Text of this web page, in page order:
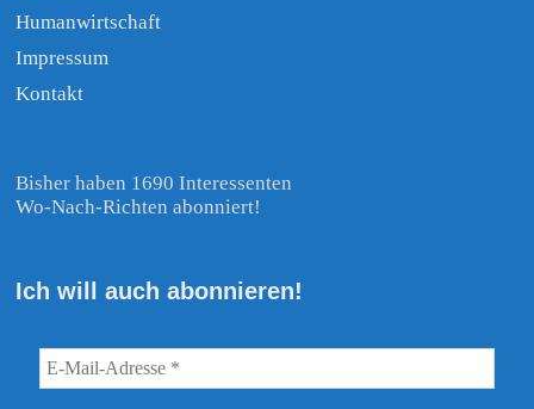
Humanwirtschaft
Impressum
Kontakt
Bisher haben 1690 Interessenten
Wo-Nach-Richten abonniert!
Ich will auch abonnieren!